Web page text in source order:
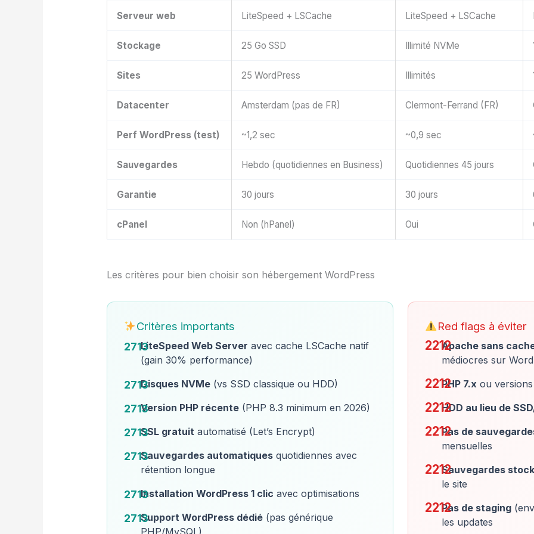
Serveur web LiteSpeed + LSCache LiteSpeed + LSCache
Stockage 25 Go SSD Illimité NVMe
Sites 25 WordPress Illimités
Datacenter Amsterdam (pas de FR) Clermont-Ferrand (FR)
Perf WordPress (test) ~1,2 sec ~0,9 sec
Sauvegardes Hebdo (quotidiennes en Business) Quotidiennes 45 jours
Garantie 30 jours 30 jours
cPanel Non (hPanel) Oui
Les critères pour bien choisir son hébergement WordPress
Critères importants
LiteSpeed Web Server avec cache LSCache natif
(gain 30% performance)
Disques NVMe(vs SSD classique ou HDD)
Version PHP récente(PHP 8.3 minimum en 2026)
SSL gratuit automatisé (Let’s Encrypt)
Sauvegardes automatiquesquotidiennes avec
rétention longue
Installation WordPress 1 clic avec optimisations
Support WordPress dédié(pas générique
PHP/MySQL)
Red flags à éviter
Apache sans
médiocres sur
PHP 7.x ou
HDD au lieu de
Pas de
mensuelles
Sauvegardes
le site
Pas de staging
les updates